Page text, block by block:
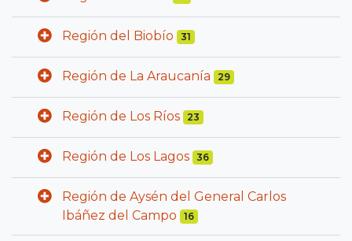
Región del Biobío 31
Región de La Araucanía 29
Región de Los Ríos 23
Región de Los Lagos 36
Región de Aysén del General Carlos
Ibáñez del Campo
16